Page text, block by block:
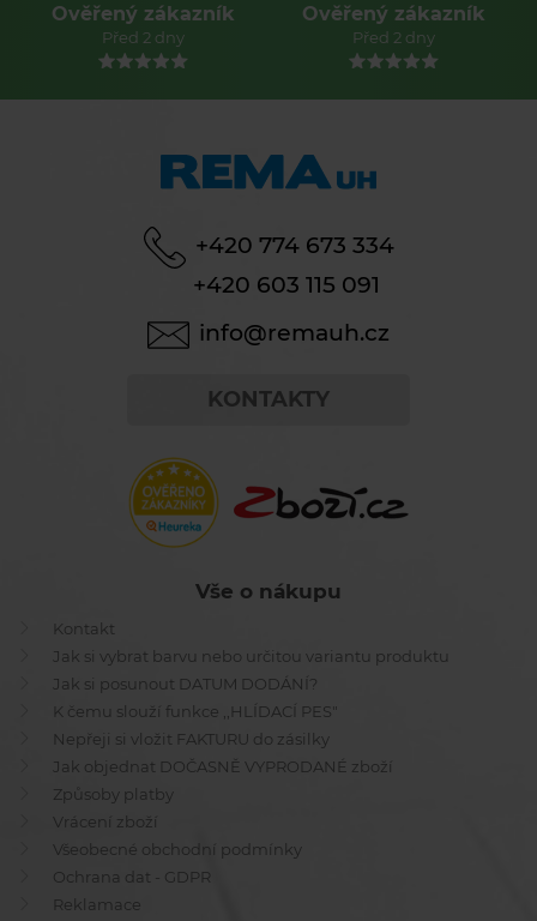
Ověřený zákazník
Před 2 dny
Ověřený zákazník
Před 2 dny
+420 774 673 334
+420 603 115 091
info@remauh.cz
KONTAKTY
Vše o nákupu
Kontakt
Jak si vybrat barvu nebo určitou variantu produktu
Jak si posunout DATUM DODÁNÍ?
K čemu slouží funkce ,,HLÍDACÍ PES"
Nepřeji si vložit FAKTURU do zásilky
Jak objednat DOČASNĚ VYPRODANÉ zboží
Způsoby platby
Vrácení zboží
Všeobecné obchodní podmínky
Ochrana dat - GDPR
Reklamace